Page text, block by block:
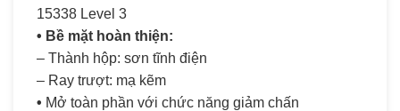
15338 Level 3
• Bề mặt hoàn thiện:
– Thành hộp: sơn tĩnh điện
– Ray trượt: mạ kẽm
• Mở toàn phần với chức năng giảm chấn